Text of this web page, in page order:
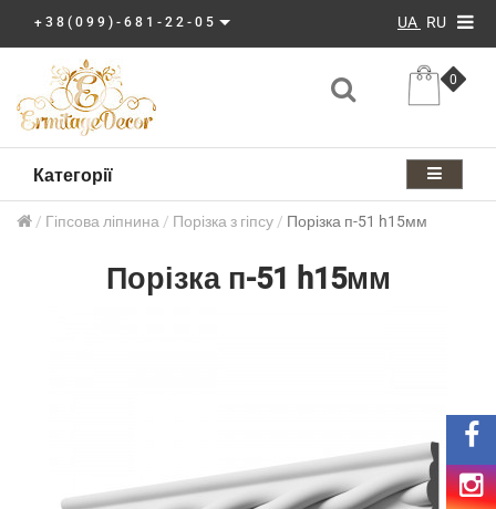
+38(099)-681-22-05 UA RU
0
Категорії
Гіпсова ліпнина Порізка з гіпсу Порізка п-51 h15мм
Порізка п-51 h15мм